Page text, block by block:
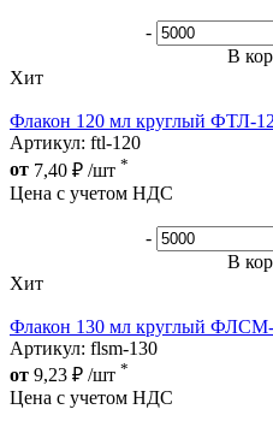
-
В
Хит
Флакон 120 мл круглый ФТЛ-
Артикул: ftl-120
от 7,40 ₽ /шт *
Цена с учетом НДС
-
В
Хит
Флакон 130 мл круглый
Артикул: flsm-130
от 9,23 ₽ /шт *
Цена с учетом НДС